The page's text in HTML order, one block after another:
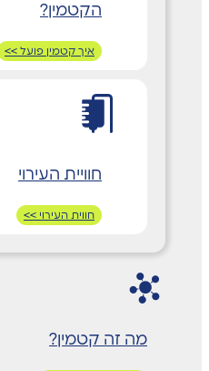
הקטמין?
איך קטמין פועל >>
חוויית העירוי
חווית העירוי >>
מה זה קטמין?